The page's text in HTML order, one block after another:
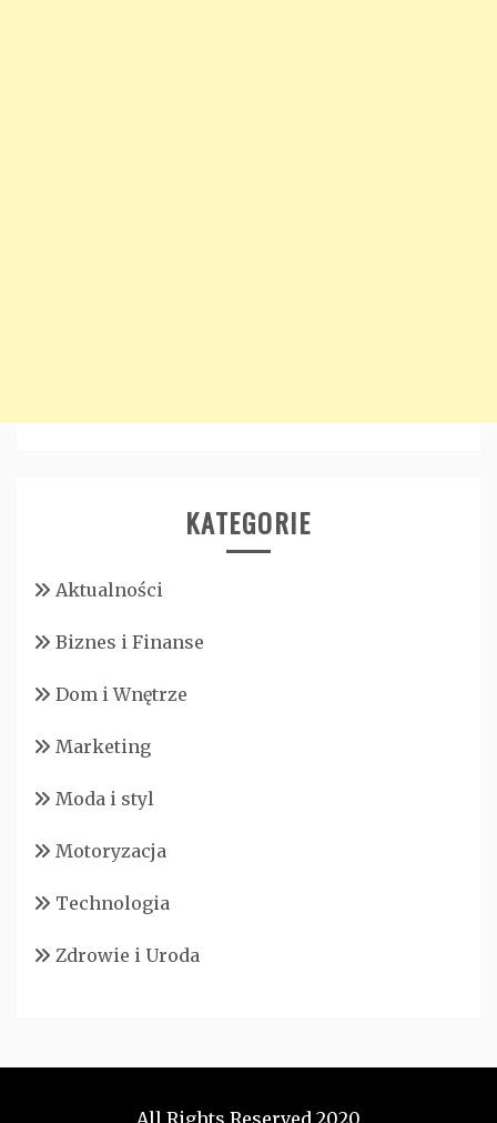
KATEGORIE
Aktualności
Biznes i Finanse
Dom i Wnętrze
Marketing
Moda i styl
Motoryzacja
Technologia
Zdrowie i Uroda